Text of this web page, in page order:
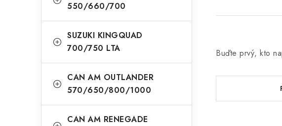
550/660/700
SUZUKI KINGQUAD
700/750 LTA
CAN AM OUTLANDER
570/650/800/1000
CAN AM RENEGADE
Buďte prvý, kto